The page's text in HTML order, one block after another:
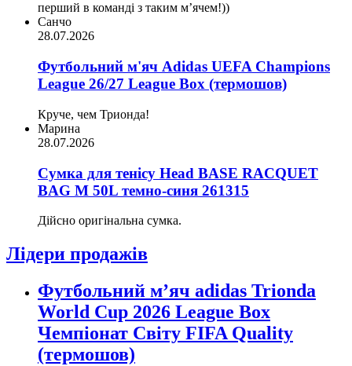
перший в команді з таким мʼячем!))
Санчо
28.07.2026
Футбольний м'яч Adidas UEFA Champions
League 26/27 League Box (термошов)
Круче, чем Трионда!
Марина
28.07.2026
Сумка для тенісу Head BASE RACQUET
BAG M 50L темно-синя 261315
Дійсно оригінальна сумка.
Лідери продажів
Футбольний м’яч adidas Trionda
World Cup 2026 League Box
Чемпіонат Світу FIFA Quality
(термошов)